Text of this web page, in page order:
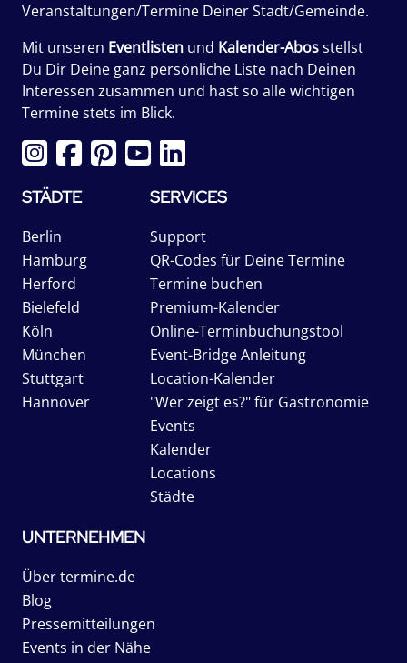
Veranstaltungen/Termine Deiner Stadt/Gemeinde.
Mit unseren Eventlisten und Kalender-Abosstellst
Du Dir Deine ganz persönliche Liste nach Deinen
Interessen zusammen und hast so alle wichtigen
Termine stets im Blick.
STÄDTE
Berlin
Hamburg
Herford
Bielefeld
Köln
München
Stuttgart
Hannover
SERVICES
Support
QR-Codes für Deine Termine
Termine buchen
Premium-Kalender
Online-Terminbuchungstool
Event-Bridge Anleitung
Location-Kalender
"Wer zeigt es?" für Gastronomie
Events
Kalender
Locations
Städte
UNTERNEHMEN
Über termine.de
Blog
Pressemitteilungen
Events in der Nähe